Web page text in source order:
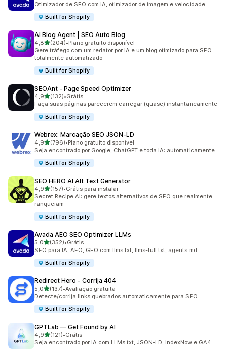
Otimizador de SEO com IA, otimizador de imagem e velocidade
Built for Shopify
AI Blog Agent | SEO Auto Blog
4,8de 5 estrelas
(204)
204 avaliações ao todo
•Plano gratuito disponível
Gere tráfego com um redator por IA e um blog otimizado para SEO
totalmente automatizado
Built for Shopify
SEOAnt ‑ Page Speed Optimizer
4,9de 5 estrelas
(132)
132 avaliações ao todo
•Grátis
Faça suas páginas parecerem carregar (quase) instantaneamente
Built for Shopify
Webrex: Marcação SEO JSON‑LD
4,9de 5 estrelas
(796)
796 avaliações ao todo
•Plano gratuito disponível
Seja encontrado por Google, ChatGPT e toda IA: automaticamente
Built for Shopify
SEO HERO AI Alt Text Generator
4,9de 5 estrelas
(157)
157 avaliações ao todo
•Grátis para instalar
Secret Recipe AI: gere textos alternativos de SEO que realmente
ranqueiam
Built for Shopify
Avada AEO SEO Optimizer LLMs
5,0de 5 estrelas
(352)
352 avaliações ao todo
•Grátis
SEO para IA, AEO, GEO com llms.txt, llms-full.txt, agents.md
Built for Shopify
Redirect Hero ‑ Corrija 404
5,0de 5 estrelas
(137)
137 avaliações ao todo
•Avaliação gratuita
Detecte/corrija links quebrados automaticamente para SEO
Built for Shopify
GPTLab — Get Found by AI
4,9de 5 estrelas
(121)
121 avaliações ao todo
•Grátis
Seja encontrado por IA com LLMs.txt, JSON-LD, IndexNow e GA4